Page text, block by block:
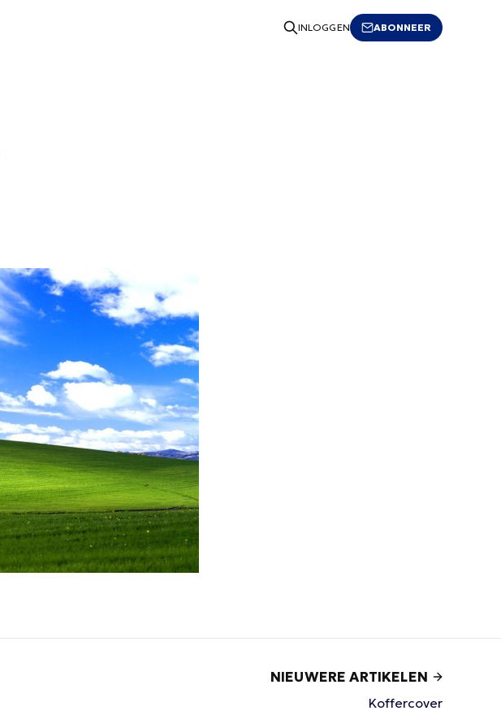
INLOGGEN ABONNEER
NIEUWERE ARTIKELEN
Koffercover